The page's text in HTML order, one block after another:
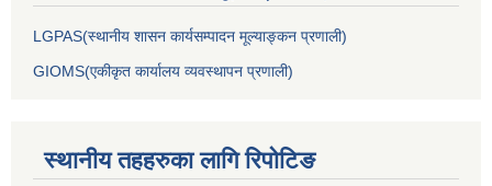
LGPAS(स्थानीय शासन कार्यसम्पादन मूल्याङ्कन प्रणाली)
GIOMS(एकीकृत कार्यालय व्यवस्थापन प्रणाली)
स्थानीय तहहरुका लागि रिपोटिङ